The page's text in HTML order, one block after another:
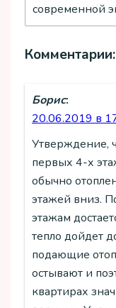
современной
Комментарии:
Борис:
20.06.2019 в
Утверждение,
первых 4-х
обычно
этажей вниз.
этажам
тепло дойдет
подающие
остывают и
квартирах